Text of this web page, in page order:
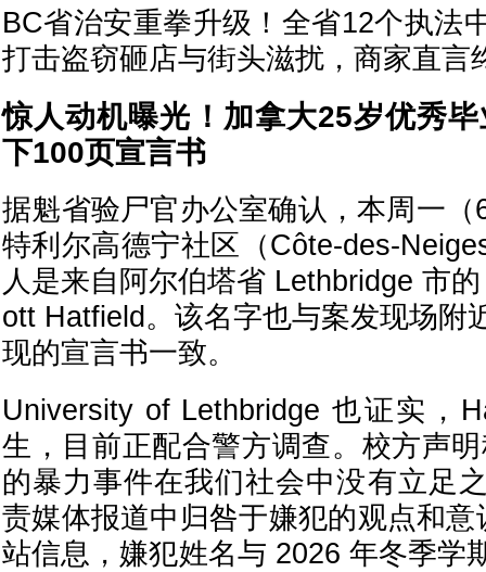
BC省治安重拳升级！全省12个执法
打击盗窃砸店与街头滋扰，商家直言
惊人动机曝光！加拿大25岁优秀
下100页宣言书
据魁省验尸官办公室确认，本周一
特利尔高德宁社区（Côte-des-
人是来自阿尔伯塔省 Lethbridge 市
ott Hatfield。该名字也与案发现场附
现的宣言书一致。
University of Lethbridge 也证实，
生，目前正配合警方调查。校方声
的暴力事件在我们社会中没有立足
责媒体报道中归咎于嫌犯的观点和意
站信息，嫌犯姓名与 2026 年冬季学